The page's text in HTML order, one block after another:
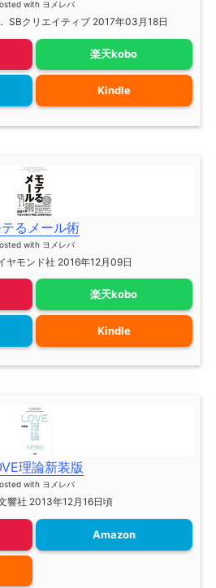
with ヨメレバ
SBクリエイティブ 2017年03月18日
楽天kobo
Kindle
るメール術
with ヨメレバ
モンド社 2016年12月09日
楽天kobo
Kindle
理論新装版
with ヨメレバ
響社 2013年12月16日頃
Amazon